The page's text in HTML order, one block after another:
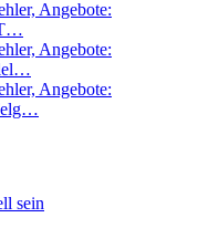
Angebote:
T…
Angebote:
Angebote:
sein